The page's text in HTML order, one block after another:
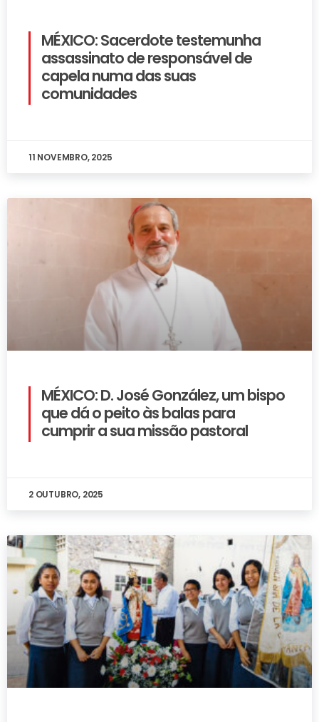
MÉXICO: Sacerdote testemunha
assassinato de responsável de
capela numa das suas
comunidades
11 NOVEMBRO, 2025
MÉXICO: D. José González, um bispo
que dá o peito às balas para
cumprir a sua missão pastoral
2 OUTUBRO, 2025